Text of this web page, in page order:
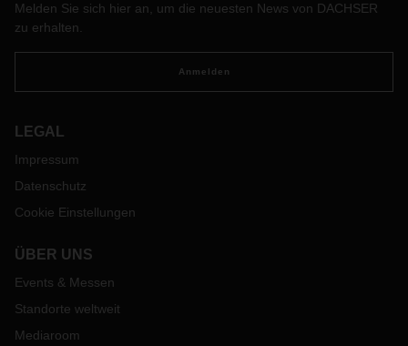
Melden Sie sich hier an, um die neuesten News von DACHSER
zu erhalten.
Anmelden
LEGAL
Impressum
Datenschutz
Cookie Einstellungen
ÜBER UNS
Events & Messen
Standorte weltweit
Mediaroom